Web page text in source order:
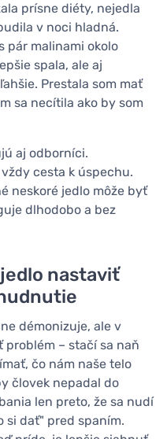
prísne diéty, nejedla
v noci hladná.
pár malinami okolo
spala, ale aj
Prestala som mať
sa necítila ako by som
aj odborníci.
cesta k úspechu.
neskoré jedlo môže byť
dlhodobo a bez
nastaviť
démonizuje, ale v
– stačí sa naň
čo nám naše telo
človek nepadal do
len preto, že sa nudí
si dať" pred spaním.